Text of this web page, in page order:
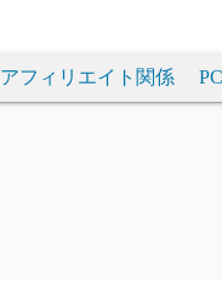
アフィリエイト関係